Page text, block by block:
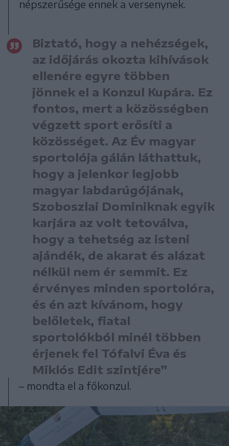
népszerűsége ennek a versenynek.
Biztató, hogy a nehézségek,
az időjárás okozta kihívások
ellenére egyre többen
jönnek el a Konzul Kupára. Ez
fontos, mert a közösségben
végzett sport erősíti a
közösséget. Az Év magyar
sportolója gálán láthattuk,
hogy a jelenkor legjobb
magyar labdarúgójának,
Szoboszlai Dominiknak egyik
karjára az volt tetoválva,
hogy a tehetség az isteni
ajándék, de akarat és alázat
nélkül nem ér semmit. Ez
érvényes minden sportolóra,
és én azt kívánom, hogy
belőletek, fiatal
sportolókból minél többen
érjenek fel Tófalvi Éva és
Miklós Edit szintjére”
– mondta el a főkonzul.